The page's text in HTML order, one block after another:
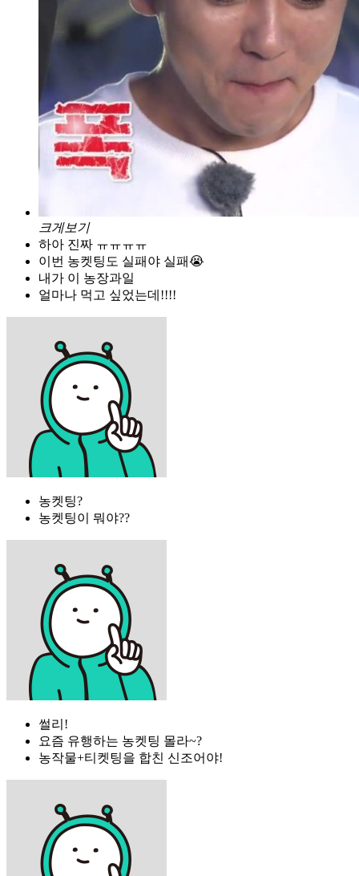
크게보기
하아 진짜 ㅠㅠㅠㅠ
이번 농켓팅도 실패야 실패😭
내가 이 농장과일
얼마나 먹고 싶었는데!!!!
농켓팅?
농켓팅이 뭐야??
썰리!
요즘 유행하는 농켓팅 몰라~?
농작물+티켓팅을 합친 신조어야!